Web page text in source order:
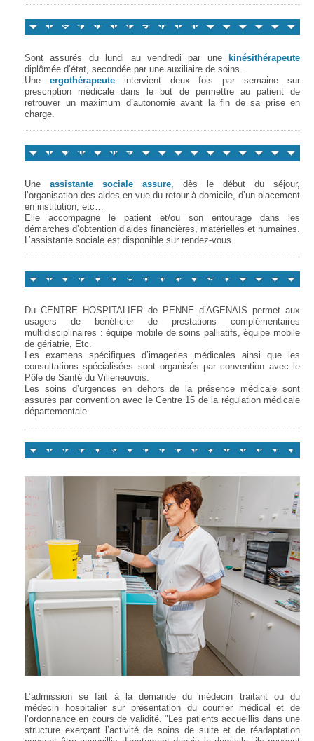
Les soins de rééducation
Sont assurés du lundi au vendredi par une
kinésithérapeute
diplômée d’état, secondée par une auxiliaire de soins.
Une ergothérapeuteintervient deux fois par semaine sur
prescription médicale dans le but de permettre au patient de
retrouver un maximum d’autonomie avant la fin de sa prise en
charge.
Le volet social
Une assistante sociale assure, dès le début du séjour,
l’organisation des aides en vue du retour à domicile, d’un placement
en institution, etc…
Elle accompagne le patient et/ou son entourage dans les
démarches d’obtention d’aides financières, matérielles et humaines.
L’assistante sociale est disponible sur rendez-vous.
Le fonctionnement en réseau
Du CENTRE HOSPITALIER de PENNE d’AGENAIS permet aux
usagers de bénéficier de prestations complémentaires
multidisciplinaires : équipe mobile de soins palliatifs, équipe mobile
de gériatrie, Etc.
Les examens spécifiques d’imageries médicales ainsi que les
consultations spécialisées sont organisés par convention avec le
Pôle de Santé du Villeneuvois.
Les soins d’urgences en dehors de la présence médicale sont
assurés par convention avec le Centre 15 de la régulation médicale
départementale.
Formalités administratives d'admission
L’admission se fait à la demande du médecin traitant ou du
médecin hospitalier sur présentation du courrier médical et de
l’ordonnance en cours de validité. "Les patients accueillis dans une
structure exerçant l’activité de soins de suite et de réadaptation